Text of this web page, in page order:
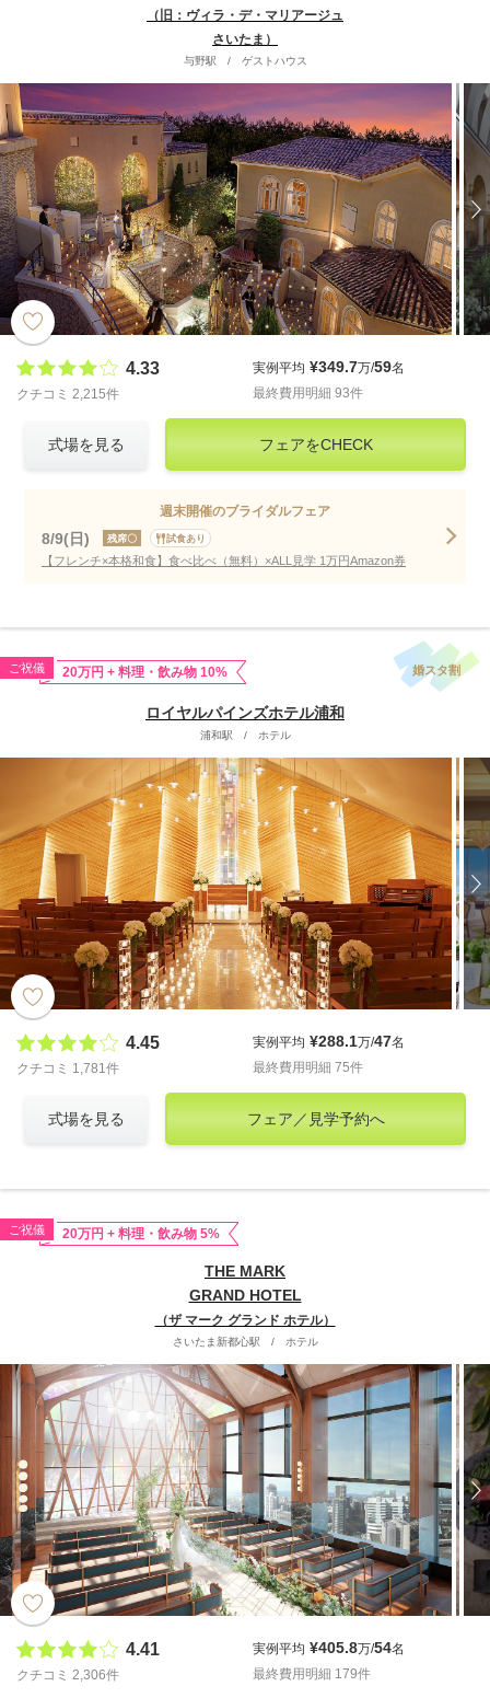
（旧：ヴィラ・デ・マリアージュ
さいたま）
与野駅 / ゲストハウス
4.33
クチコミ 2,215件
実例平均 ¥349.7万/59名
最終費用明細 93件
式場を見る フェアをCHECK
週末開催のブライダルフェア
8/9(日) 残席〇 試食あり
【フレンチ×本格和食】食べ比べ（無料）×ALL見学 1万円Amazon券
ご祝儀 20万円 + 料理・飲み物 10% 婚スタ割
ロイヤルパインズホテル浦和
浦和駅 / ホテル
4.45
クチコミ 1,781件
実例平均 ¥288.1万/47名
最終費用明細 75件
式場を見る フェア／見学予約へ
ご祝儀 20万円 + 料理・飲み物 5%
THE MARK
GRAND HOTEL
（ザ マーク グランド ホテル）
さいたま新都心駅 / ホテル
4.41
クチコミ 2,306件
実例平均 ¥405.8万/54名
最終費用明細 179件